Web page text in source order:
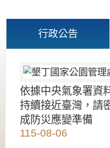
行政公告
依據中央氣象署資
持續接近臺灣，請
成防災應變準備
115-08-06